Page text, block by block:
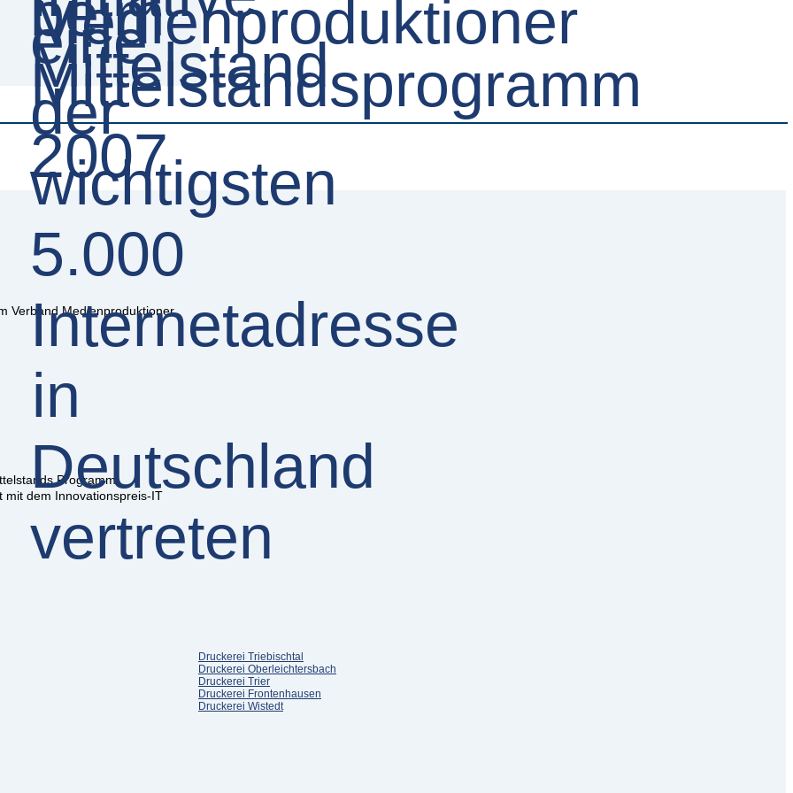
mit dem Innovationspreis-IT
Verband Medienproduktioner
Programm
Druckerei Triebischtal
Druckerei Oberleichtersbach
Druckerei Trier
Druckerei Frontenhausen
Druckerei Wistedt